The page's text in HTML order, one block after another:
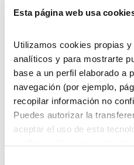
Esta página web usa
Utilizamos cookies propias
analíticos y para mostrarte
base a un perfil elaborado a
navegación (por ejemplo,
recopilar información no
Puedes autorizar la
aceptar el uso de esta
en 2 ó 3
mediterránea
que
podemos
alimentos
sola comida,
nutrientes